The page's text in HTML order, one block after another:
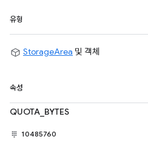
유형
StorageArea 및 객체
속성
QUOTA_BYTES
10485760